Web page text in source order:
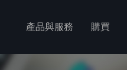
產品與服務 購買